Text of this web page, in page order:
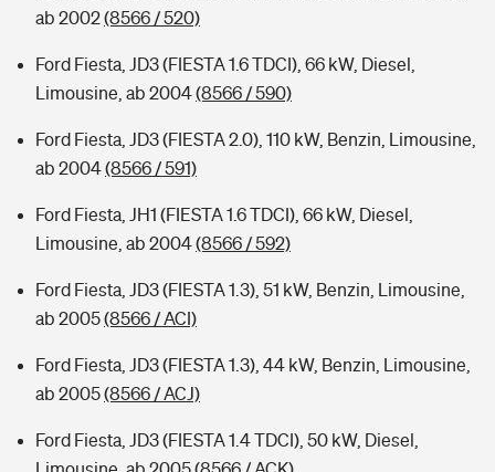
ab 2002(8566 / 520)
Ford Fiesta, JD3 (FIESTA 1.6 TDCI), 66 kW, Diesel,
Limousine, ab 2004(8566 / 590)
Ford Fiesta, JD3 (FIESTA 2.0), 110 kW, Benzin, Limousine,
ab 2004(8566 / 591)
Ford Fiesta, JH1 (FIESTA 1.6 TDCI), 66 kW, Diesel,
Limousine, ab 2004(8566 / 592)
Ford Fiesta, JD3 (FIESTA 1.3), 51 kW, Benzin, Limousine,
ab 2005(8566 / ACI)
Ford Fiesta, JD3 (FIESTA 1.3), 44 kW, Benzin, Limousine,
ab 2005(8566 / ACJ)
Ford Fiesta, JD3 (FIESTA 1.4 TDCI), 50 kW, Diesel,